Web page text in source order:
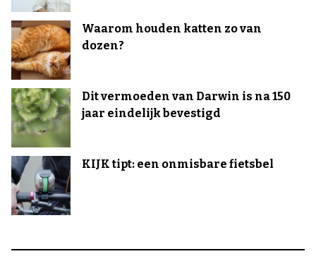
Waarom houden katten zo van
dozen?
Dit vermoeden van Darwin is na 150
jaar eindelijk bevestigd
KIJK tipt: een onmisbare fietsbel